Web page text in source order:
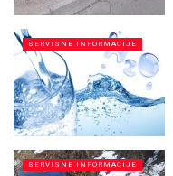
SERVISNE INFORMACIJE
SERVISNE INFORMACIJE